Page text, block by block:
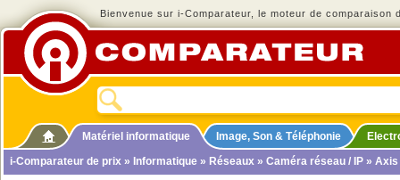
Bienvenue sur i-Comparateur, le moteur de comparaison
Matériel informatique Image, Son & Téléphonie
i-Comparateur de prix » Informatique » Réseaux » Caméra réseau / IP » Axis